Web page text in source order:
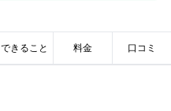
できること 料金 口コミ